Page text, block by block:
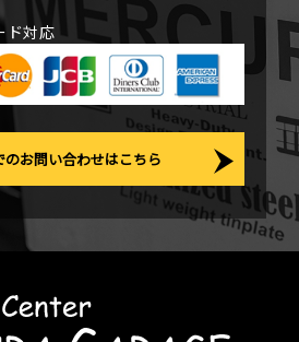
ド対応
のお問い合わせはこちら